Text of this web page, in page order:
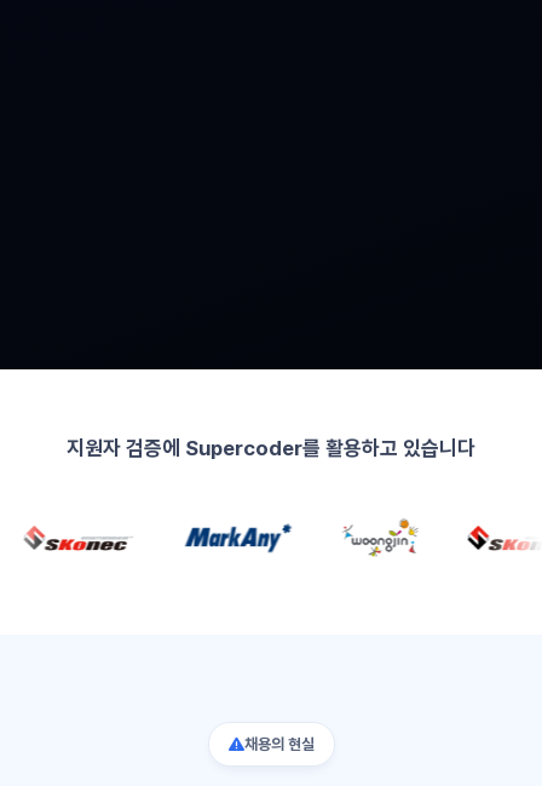
지원자 검증에 Supercoder를 활용하고 있습니다
채용의 현실